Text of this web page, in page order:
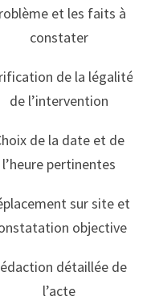
et les faits à
constater
de la légalité
de l’intervention
de la date et de
l’heure pertinentes
sur site et
objective
détaillée de
l’acte